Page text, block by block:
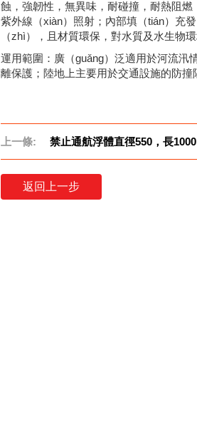
蝕，強韌性，無異味，耐碰撞，耐熱阻
紫外線（xiàn）照射；內部填（tián）充
（zhì），且材質環保，對水質及水生物
運用範圍：廣（guǎng）泛適用於河流汛
離保護；陸地上主要用於交通設施的防撞
上一條: 禁止通航浮體直徑550，長1000
返回上一步